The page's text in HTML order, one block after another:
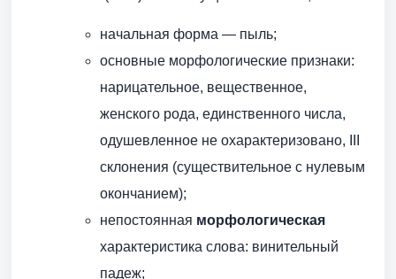
начальная форма — пыль;
основные морфологические признаки:
нарицательное, вещественное,
женского рода, единственного числа,
одушевленное не охарактеризовано, III
склонения (существительное с нулевым
окончанием);
непостоянная морфологическая
характеристика слова: винительный
падеж;